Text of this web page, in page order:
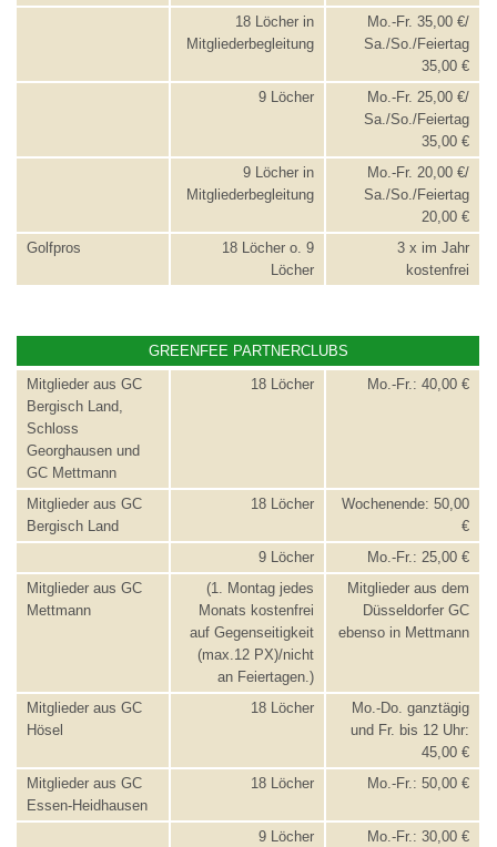
18 Löcher in
Mitgliederbegleitung
Mo.-Fr. 35,00 €/
Sa./So./Feiertag
35,00 €
9 Löcher
Mo.-Fr. 25,00 €/
Sa./So./Feiertag
35,00 €
9 Löcher in
Mitgliederbegleitung
Mo.-Fr. 20,00 €/
Sa./So./Feiertag
20,00 €
Golfpros
18 Löcher o. 9
Löcher
3 x im Jahr
kostenfrei
GREENFEE PARTNERCLUBS
Mitglieder aus GC
Bergisch Land,
Schloss
Georghausen und
GC Mettmann
18 Löcher Mo.-Fr.: 40,00 €
Mitglieder aus GC
Bergisch Land
18 Löcher
Wochenende: 50,00
€
9 Löcher
Mo.-Fr.: 25,00 €
Mitglieder aus GC
Mettmann
(1. Montag jedes
Monats kostenfrei
auf Gegenseitigkeit
(max.12 PX)/nicht
an Feiertagen.)
Mitglieder aus dem
Düsseldorfer GC
ebenso in Mettmann
Mitglieder aus GC
Hösel
18 Löcher
Mo.-Do. ganztägig
und Fr. bis 12 Uhr:
45,00 €
Mitglieder aus GC
Essen-Heidhausen
18 Löcher Mo.-Fr.: 50,00 €
9 Löcher
Mo.-Fr.: 30,00 €